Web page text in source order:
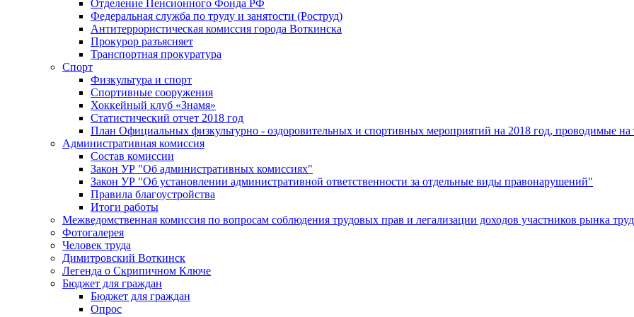
Отделение Пенсионного Фонда РФ
Федеральная служба по труду и занятости (Роструд)
Антитеррористическая комиссия города Воткинска
Прокурор разъясняет
Транспортная прокуратура
Спорт
Физкультура и спорт
Спортивные сооружения
Хоккейный клуб «Знамя»
Статистический отчет 2018 год
План Официальных физкультурно - оздоровительных и спортивных мероприятий на 2018 год, проводимые
Административная комиссия
Состав комиссии
Закон УР "Об административных комиссиях"
Закон УР "Об установлении административной ответственности за отдельные виды правонарушений"
Правила благоустройства
Итоги работы
Межведомственная комиссия по вопросам соблюдения трудовых прав и легализации доходов участников рынка
Фотогалерея
Человек труда
Димитровский Воткинск
Легенда о Скрипичном Ключе
Бюджет для граждан
Бюджет для граждан
Опрос